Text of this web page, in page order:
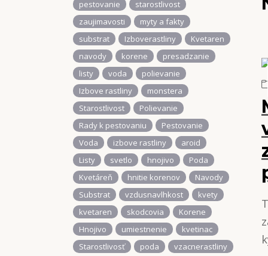
pestovanie
starostlivost
zaujimavosti
myty a fakty
substrat
Izboverastliny
Kvetaren
navody
korene
presadzanie
listy
voda
polievanie
Izbove rastliny
monstera
Starostlivost
Polievanie
Rady k pestovaniu
Pestovanie
Voda
izbove rastliny
aroid
Listy
svetlo hnojivo
Poda
Kvetáreň
hnitie korenov
Navody
Substrat
vzdusnavlhkost
kvety
kvetaren
skodcovia
Korene
Hnojivo
umiestnenie
kvetinac
Starostlivosť
poda
vzacnerastliny